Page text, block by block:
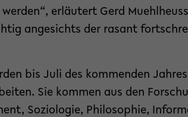
erläutert Gerd
angesichts der rasant
bis Juli des kommenden
Sie kommen aus den
Soziologie, Philosophie,